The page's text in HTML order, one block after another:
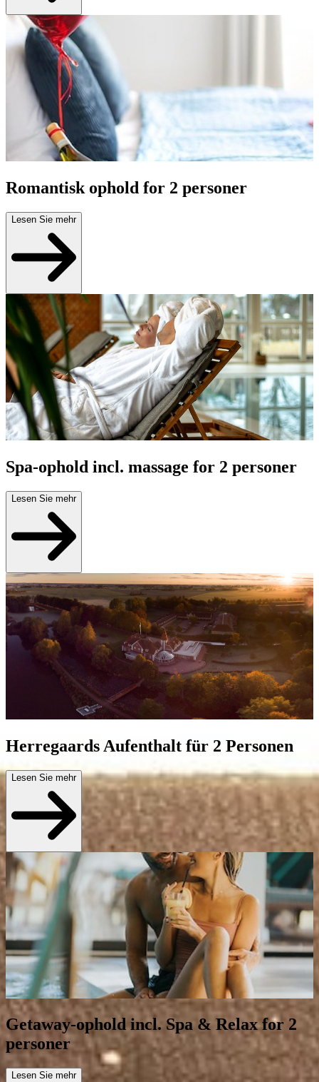
Romantisk ophold for 2 personer
Lesen Sie mehr
Spa-ophold incl. massage for 2 personer
Lesen Sie mehr
Herregaards Aufenthalt für 2 Personen
Lesen Sie mehr
Getaway-ophold incl. Spa & Relax for 2
personer
Lesen Sie mehr